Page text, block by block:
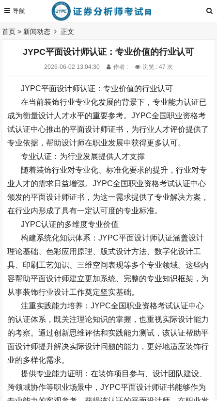
首页 > 新闻动态 正文
JYPC平面设计师认证：专业价值的行业认可
2026-06-02 13:04:30 作者 : 浏览 : 47 次
JYPC平面设计师认证：专业价值的行业认可
在当前装饰行业专业化发展的背景下，专业能力认证已
成为衡量设计人才水平的重要参考。JYPC全国职业资格考
试认证中心推出的平面设计师证书，为行业人才评价提供了
专业依据，帮助设计师在职业发展中获得更多认可。
专业认证：为行业发展提供人才支撑
随着装饰行业对专业化、标准化要求的提升，行业对专
业人才的需求日益增强。JYPC全国职业资格考试认证中心
颁发的平面设计师证书，为这一需求提供了专业解决方案，
在行业内形成了具有一定认可度的专业标准。
JYPC认证的多维度专业价值
构建系统化知识体系：JYPC平面设计师认证涵盖设计
理论基础、色彩应用原理、版式设计方法、数字化设计工
具、印刷工艺知识、三维空间表现等多个专业领域。这些内
容帮助平面设计师建立更加系统、完整的专业知识框架，为
从事装饰行业设计工作奠定坚实基础。
注重实践能力培养：JYPC全国职业资格考试认证中心
的认证体系，既关注理论知识的掌握，也重视实际设计能力
的考察。通过创新思维评估和实践能力测试，该认证帮助平
面设计师提升解决实际设计问题的能力，更好地适应装饰行
业的多样化需求。
提供专业能力证明：在装饰项目参与、设计团队建设、
跨领域协作等职业场景中，JYPC平面设计师证书能够作为